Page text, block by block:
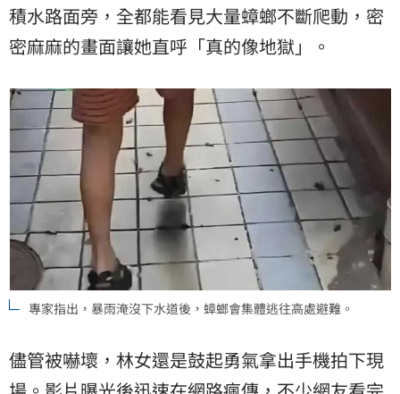
積水路面旁，全都能看見大量蟑螂不斷爬動，密
密麻麻的畫面讓她直呼「真的像地獄」。
專家指出，暴雨淹沒下水道後，蟑螂會集體逃往高處避難。
儘管被嚇壞，林女還是鼓起勇氣拿出手機拍下現